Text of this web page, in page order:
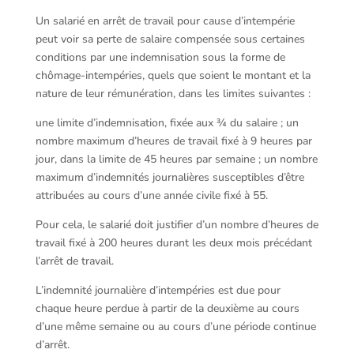
Un salarié en arrêt de travail pour cause d’intempérie
peut voir sa perte de salaire compensée sous certaines
conditions par une indemnisation sous la forme de
chômage-intempéries, quels que soient le montant et la
nature de leur rémunération, dans les limites suivantes :
une limite d’indemnisation, fixée aux ¾ du salaire ; un
nombre maximum d’heures de travail fixé à 9 heures par
jour, dans la limite de 45 heures par semaine ; un nombre
maximum d’indemnités journalières susceptibles d’être
attribuées au cours d’une année civile fixé à 55.
Pour cela, le salarié doit justifier d’un nombre d’heures de
travail fixé à 200 heures durant les deux mois précédant
l’arrêt de travail.
L’indemnité journalière d’intempéries est due pour
chaque heure perdue à partir de la deuxième au cours
d’une même semaine ou au cours d’une période continue
d’arrêt.